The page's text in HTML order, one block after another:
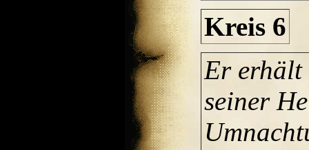
Kreis 6
Er erhält
seiner